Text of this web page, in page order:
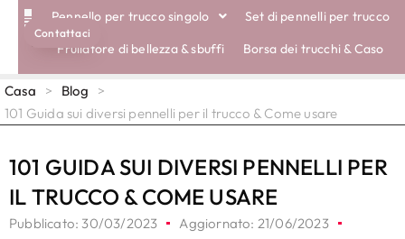
Contattaci
Pennello per trucco singolo
Set di pennelli per trucco
Frullatore di bellezza & sbuffi
Borsa dei trucchi & Caso
Casa > Blog
>
101 Guida sui diversi pennelli per il trucco & Come usare
101 GUIDA SUI DIVERSI PENNELLI PER
IL TRUCCO & COME USARE
Pubblicato:30/03/2023
Aggiornato: 21/06/2023